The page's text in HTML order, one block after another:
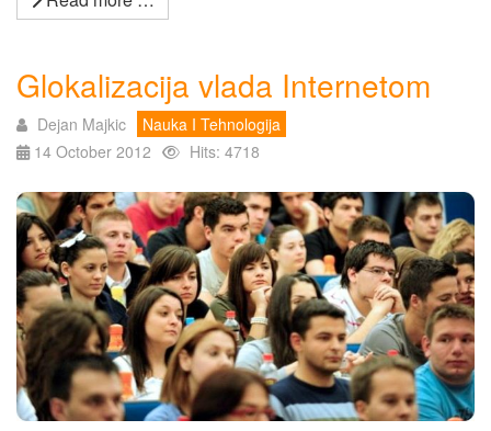
Glokalizacija vlada Internetom
Dejan Majkic
Nauka I Tehnologija
14 October 2012
Hits: 4718